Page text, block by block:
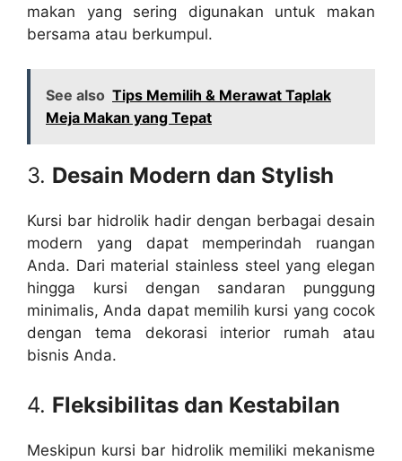
makan yang sering digunakan untuk makan
bersama atau berkumpul.
See also Tips Memilih & Merawat Taplak
Meja Makan yang Tepat
3. Desain Modern dan Stylish
Kursi bar hidrolik hadir dengan berbagai desain
modern yang dapat memperindah ruangan
Anda. Dari material stainless steel yang elegan
hingga kursi dengan sandaran punggung
minimalis, Anda dapat memilih kursi yang cocok
dengan tema dekorasi interior rumah atau
bisnis Anda.
4. Fleksibilitas dan Kestabilan
Meskipun kursi bar hidrolik memiliki mekanisme